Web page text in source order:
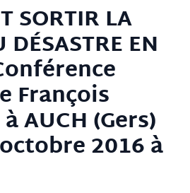
SORTIR LA
DÉSASTRE EN
François
AUCH (Gers)
2016 à